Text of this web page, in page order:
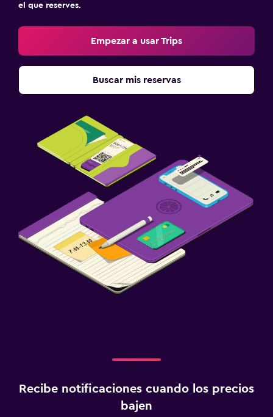
el que reserves.
Empezar a usar Trips
Buscar mis reservas
Recibe notificaciones cuando los precios
bajen